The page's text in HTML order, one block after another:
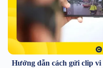
Hướng dẫn cách gửi clip